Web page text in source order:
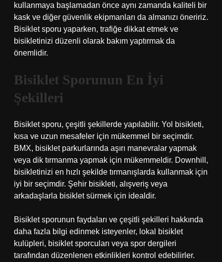
kullanmaya başlamadan önce aynı zamanda kaliteli bir
kask ve diğer güvenlik ekipmanları da almanızı öneririz.
Bisiklet sporu yaparken, trafiğe dikkat etmek ve
bisikletinizi düzenli olarak bakım yaptırmak da
önemlidir.
Bisiklet Sporunun En İyi
Şekilleri
Bisiklet sporu, çeşitli şekillerde yapılabilir. Yol bisikleti,
kısa ve uzun mesafeler için mükemmel bir seçimdir.
BMX, bisiklet parkurlarında aşırı manevralar yapmak
veya dik tırmanma yapmak için mükemmeldir. Downhill,
bisikletinizi en hızlı şekilde tırmanışlarda kullanmak için
iyi bir seçimdir. Şehir bisikleti, alışveriş veya
arkadaşlarla bisiklet sürmek için idealdir.
Bisiklet sporunun faydaları ve çeşitli şekilleri hakkında
daha fazla bilgi edinmek isteyenler, lokal bisiklet
kulüpleri, bisiklet sporcuları veya spor dergileri
tarafından düzenlenen etkinlikleri kontrol edebilirler.